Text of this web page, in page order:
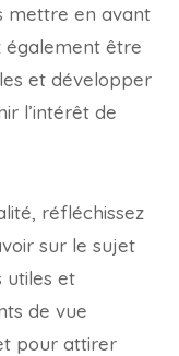
mettre en avant
également être
et développer
l’intérêt de
réfléchissez
sur le sujet
utiles et
de vue
pour attirer